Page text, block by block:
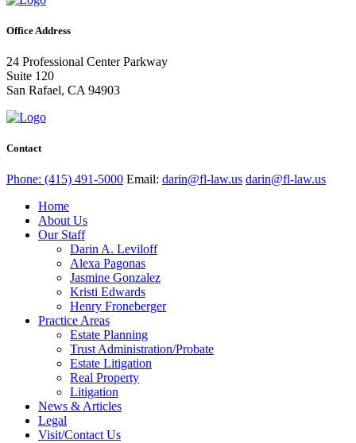
Office Address
24 Professional Center Parkway
Suite 120
San Rafael, CA 94903
Contact
Phone: (415) 491-5000 Email: darin@fl-law.us darin@fl-law.us
Home
About Us
Our Staff
Darin A. Leviloff
Alexa Pagonas
Jasmine Gonzalez
Kristi Edwards
Henry Froneberger
Practice Areas
Estate Planning
Trust Administration/Probate
Estate Litigation
Real Property
Litigation
News & Articles
Legal
Visit/Contact Us